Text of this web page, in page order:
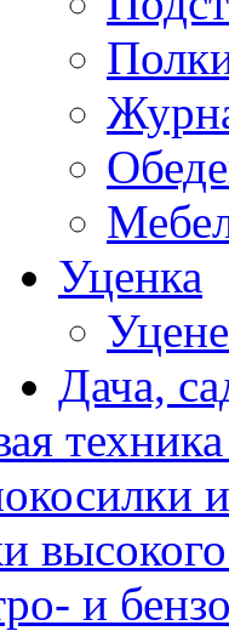
Уценка
Дача,
и